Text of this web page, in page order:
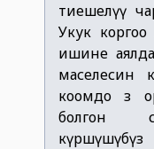
тиешелүү
Укук
ишине
маселесин
коомдо өз
болгон